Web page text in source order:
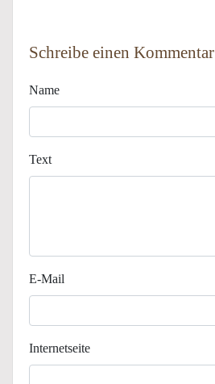
Schreibe einen Kommentar
Name
Text
E-Mail
Internetseite